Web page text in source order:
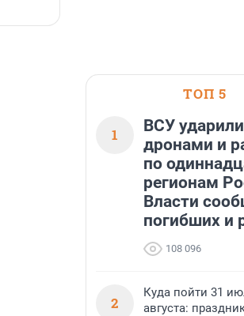
ТОП 5
1
ВСУ ударили
дронами и
по
регионам
Власти
погибших и
108 096
2
Куда пойти 31
августа: